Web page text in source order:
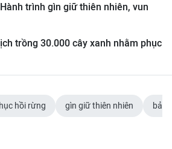
trình gìn giữ thiên nhiên, vun
trồng 30.000 cây xanh nhằm phục
hồi rừng gìn giữ thiên nhiên bảo